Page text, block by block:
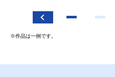
※作品は一例です。